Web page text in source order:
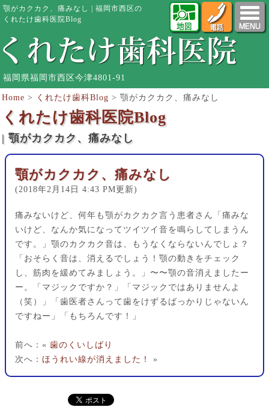
顎がカクカク、痛みなし | 福岡市西区の
くれたけ歯科医院Blog
福岡県福岡市西区今津4801-91
Home > くれたけ歯科Blog > 顎がカクカク、痛みなし
くれたけ歯科医院Blog
| 顎がカクカク、痛みなし
顎がカクカク、痛みなし
(2018年2月14日 4:43 PM更新)
痛みないけど、何年も顎がカクカク言う患者さん「痛みな
いけど、なんか気になってツイツイ音を鳴らしてしまうん
です。」顎のカクカク音は、もうなくならないんでしょ？
「おそらく音は、消えるでしょう！顎の動きをチェック
し、筋肉を緩めてみましょう。」〜〜顎の音消えましたー
ー。「マジックですか？」「マジックではありませんよ
（笑）」「歯医者さんって歯をけずるばっかりじゃないん
ですねー」「もちろんです！」
前へ：« 歯のくいしばり
次へ： ほうれい線が消えました！ »